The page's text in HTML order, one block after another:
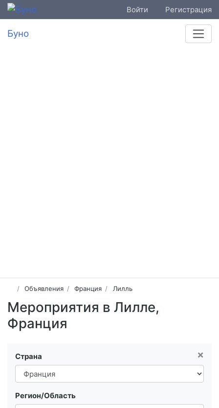
Войти Регистрация
Буно
Объявления Франция Лилль
Мероприятия в Лилле,
Франция
×
Страна
Регион/Область